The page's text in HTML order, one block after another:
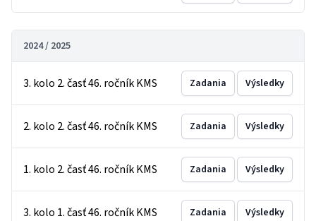
2024 / 2025
3. kolo 2. časť 46. ročník KMS Zadania Výsledky
2. kolo 2. časť 46. ročník KMS Zadania Výsledky
1. kolo 2. časť 46. ročník KMS Zadania Výsledky
3. kolo 1. časť 46. ročník KMS Zadania Výsledky